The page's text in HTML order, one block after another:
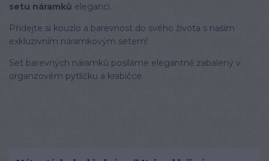
setu náramků eleganci.
Přidejte si kouzlo a barevnost do svého života s naším
exkluzivním náramkovým setem!
Set barevných náramků posíláme elegantně zabalený v
organzovém pytlíčku a krabičce.